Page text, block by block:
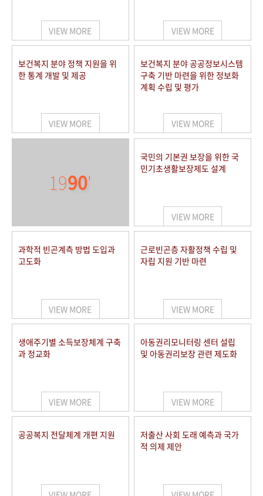
VIEW MORE VIEW MORE
보건복지 분야 정책 지원을 위
한 통계 개발 및 제공
VIEW MORE
보건복지 분야 공공정보시스템
구축 기반 마련을 위한 정보화
계획 수립 및 평가
VIEW MORE
1990'
국민의 기본권 보장을 위한 국
민기초생활보장제도 설계
VIEW MORE
과학적 빈곤계측 방법 도입과
고도화
VIEW MORE
근로빈곤층 자활정책 수립 및
자립 지원 기반 마련
VIEW MORE
생애주기별 소득보장체계 구축
과 정교화
VIEW MORE
아동권리모니터링 센터 설립
및 아동권리보장 관련 제도화
VIEW MORE
공공복지 전달체계 개편 지원
저출산 사회 도래 예측과 국가
적 의제 제안